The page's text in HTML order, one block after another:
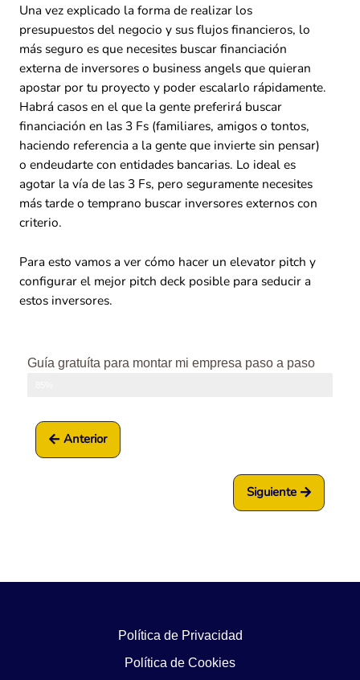
Una vez explicado la forma de realizar los
presupuestos del negocio y sus flujos financieros, lo
más seguro es que necesites buscar financiación
externa de inversores o business angels que quieran
apostar por tu proyecto y poder escalarlo rápidamente.
Habrá casos en el que la gente preferirá buscar
financiación en las 3 Fs (familiares, amigos o tontos,
haciendo referencia a la gente que invierte sin pensar)
o endeudarte con entidades bancarias. Lo ideal es
agotar la vía de las 3 Fs, pero seguramente necesites
más tarde o temprano buscar inversores externos con
criterio.
Para esto vamos a ver cómo hacer un elevator pitch y
configurar el mejor pitch deck posible para seducir a
estos inversores.
Guía gratuíta para montar mi empresa paso a paso
Anterior
Siguiente
Política de Privacidad
Política de Cookies